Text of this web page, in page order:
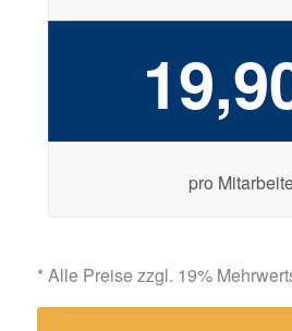
pro
* Alle Preise zzgl. 19%